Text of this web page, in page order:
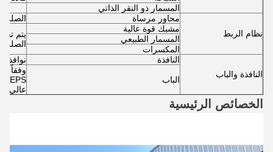
المسمار ذو النقر الذاتي
نظام الربط
محاور مرساة
الصلب Q235
مشبك قوة عالية
يتم
الصلب.
المسمار الطبيعي
المكسرات
النافذة والباب
النافذة نوافذ
الباب
وفقاً
عالي
الخصائص الرئيسية